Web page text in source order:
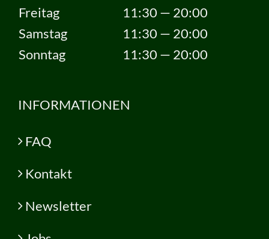
Freitag
11:30 — 20:00
Samstag
11:30 — 20:00
Sonntag
11:30 — 20:00
INFORMATIONEN
FAQ
Kontakt
Newsletter